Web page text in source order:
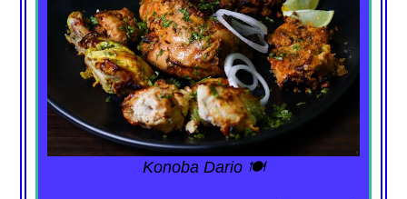
🍽️ Konoba Dario